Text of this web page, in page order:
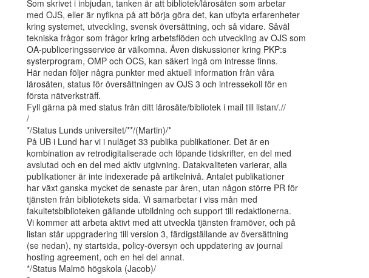
Som skrivet i inbjudan, tanken är att bibliotek/lärosäten som arbetar
med OJS, eller är nyfikna på att börja göra det, kan utbyta erfarenheter
kring systemet, utveckling, svensk översättning, och så vidare. Såväl
tekniska frågor som frågor kring arbetsflöden och utveckling av OJS som
OA-publiceringsservice är välkomna. Även diskussioner kring PKP:s
systerprogram, OMP och OCS, kan säkert ingå om intresse finns.
Här nedan följer några punkter med aktuell information från våra
lärosäten, status för översättningen av OJS 3 och intressekoll för en
första nätverksträff.
Fyll gärna på med status från ditt lärosäte/bibliotek i mail till listan/.//
/
*/Status Lunds universitet/**/(Martin)/*
På UB i Lund har vi i nuläget 33 publika publikationer. Det är en
kombination av retrodigitaliserade och löpande tidskrifter, en del med
avslutad och en del med aktiv utgivning. Datakvaliteten varierar, alla
publikationer är inte indexerade på artikelnivå. Antalet publikationer
har växt ganska mycket de senaste par åren, utan någon större PR för
tjänsten från bibliotekets sida. Vi samarbetar i viss mån med
fakultetsbiblioteken gällande utbildning och support till redaktionerna.
Vi kommer att arbeta aktivt med att utveckla tjänsten framöver, och på
listan står uppgradering till version 3, färdigställande av översättning
(se nedan), ny startsida, policy-översyn och uppdatering av journal
hosting agreement, och en hel del annat.
*/Status Malmö högskola (Jacob)/